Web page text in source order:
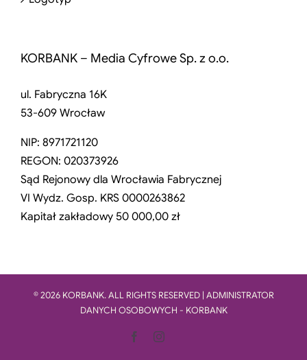
KORBANK – Media Cyfrowe Sp. z o.o.
ul. Fabryczna 16K
53-609 Wrocław
NIP: 8971721120
REGON: 020373926
Sąd Rejonowy dla Wrocławia Fabrycznej
VI Wydz. Gosp. KRS 0000263862
Kapitał zakładowy 50 000,00 zł
© 2026 KORBANK. ALL RIGHTS RESERVED | ADMINISTRATOR
DANYCH OSOBOWYCH - KORBANK
FacebookInstagram